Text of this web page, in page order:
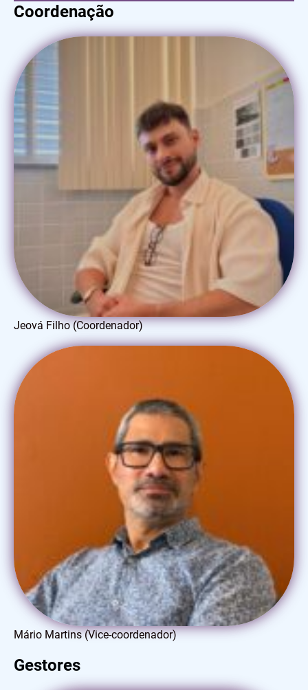
Coordenação
Jeová Filho (Coordenador)
Mário Martins (Vice-coordenador)
Gestores